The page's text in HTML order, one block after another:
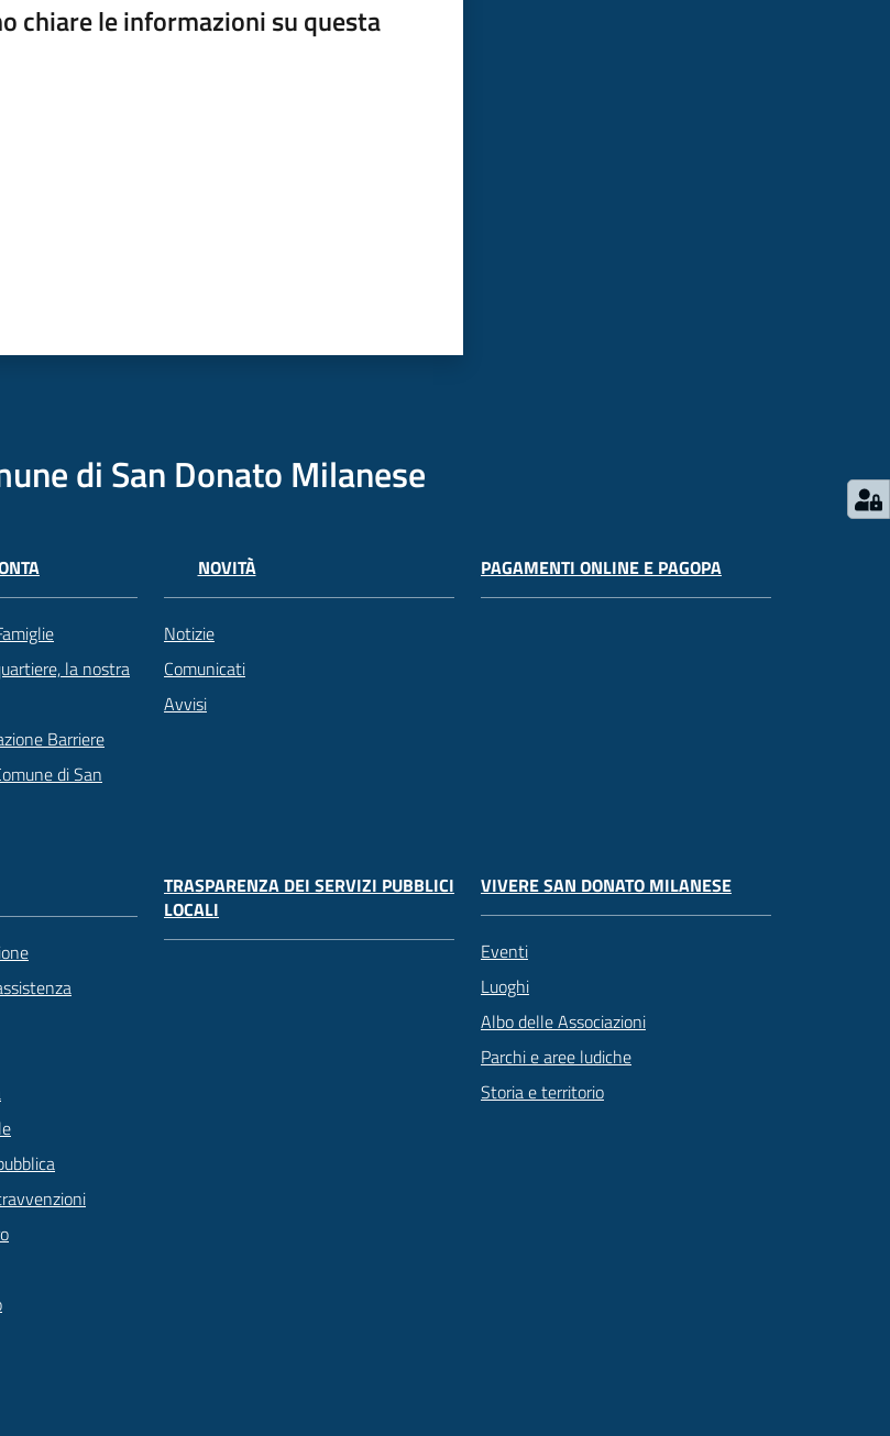
chiare le informazioni su questa
di San Donato Milanese
la nostra
Barriere
di San
NOVITÀ
Notizie
Comunicati
Avvisi
PAGAMENTI ONLINE E PAGOPA
TRASPARENZA DEI SERVIZI PUBBLICI
LOCALI
VIVERE SAN DONATO MILANESE
Eventi
Luoghi
Albo delle Associazioni
Parchi e aree ludiche
Storia e territorio